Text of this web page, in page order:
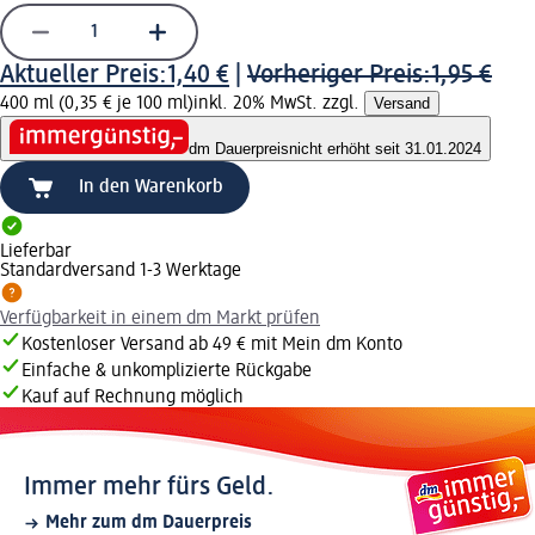
Aktueller Preis:1,40 € Vorheriger Preis:1,95 €
400 ml (0,35 € je 100 ml)inkl. 20% MwSt. zzgl. Versand
dm Dauerpreisnicht erhöht seit 31.01.2024
In den Warenkorb
Lieferbar
Standardversand 1-3 Werktage
Verfügbarkeit in einem dm Markt prüfen
Kostenloser Versand ab 49 € mit Mein dm Konto
Einfache & unkomplizierte Rückgabe
Kauf auf Rechnung möglich
Immer mehr fürs Geld.
Mehr zum dm Dauerpreis